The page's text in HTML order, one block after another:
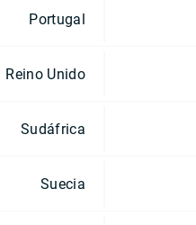
Portugal
Reino Unido
Sudáfrica
Suecia